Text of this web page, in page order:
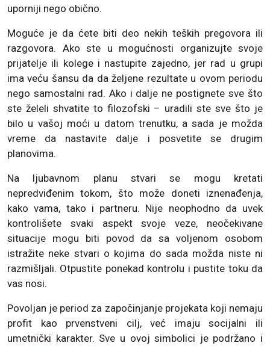
uporniji nego obično.
Moguće je da ćete biti deo nekih teških pregovora ili
razgovora. Ako ste u mogućnosti organizujte svoje
prijatelje ili kolege i nastupite zajedno, jer rad u grupi
ima veću šansu da da željene rezultate u ovom periodu
nego samostalni rad. Ako i dalje ne postignete sve što
ste želeli shvatite to filozofski – uradili ste sve što je
bilo u vašoj moći u datom trenutku, a sada je možda
vreme da nastavite dalje i posvetite se drugim
planovima.
Na ljubavnom planu stvari se mogu kretati
nepredviđenim tokom, što može doneti iznenađenja,
kako vama, tako i partneru. Nije neophodno da uvek
kontrolišete svaki aspekt svoje veze, neočekivane
situacije mogu biti povod da sa voljenom osobom
istražite neke stvari o kojima do sada možda niste ni
razmišljali. Otpustite ponekad kontrolu i pustite toku da
vas nosi.
Povoljan je period za započinjanje projekata koji nemaju
profit kao prvenstveni cilj, već imaju socijalni ili
umetnički karakter. Sve u ovoj simbolici je podržano i